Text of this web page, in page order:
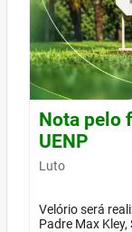
Nota pelo
UENP
Luto
Velório será
Padre Max